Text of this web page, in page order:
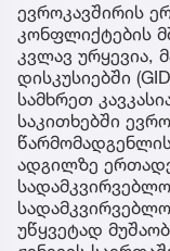
ევროკავშირის
კონფლიქტების
კვლავ ურყევია,
დისკუსიებში
სამხრეთ
საკითხებში
ადგილზე
სადამკვირვებლო
უწყვეტად